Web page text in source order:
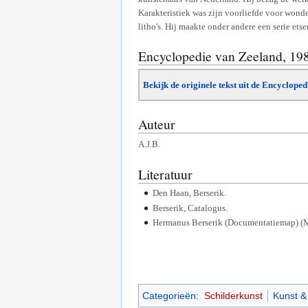
Karakteristiek was zijn voorliefde voor
litho's. Hij maakte onder andere een serie
Encyclopedie van Zeeland,
Bekijk de originele tekst uit de
Auteur
A.J.B.
Literatuur
Den Haan, Berserik.
Berserik, Catalogus.
Hermanus Berserik (Documentatiemap)
Categorieën: Schilderkunst Kunst